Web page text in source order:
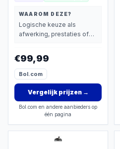
WAAROM DEZE?
Logische keuze als
afwerking, prestaties of
€99,99
Bol.com
Vergelijk prijzen→
Bol.com en andere aanbieders op
één pagina